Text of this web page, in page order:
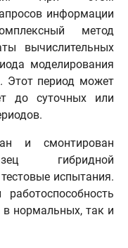
информации
метод
вычислительных
моделирования
Этот период может
до суточных или
гибридной
испытания.
в нормальных, так и